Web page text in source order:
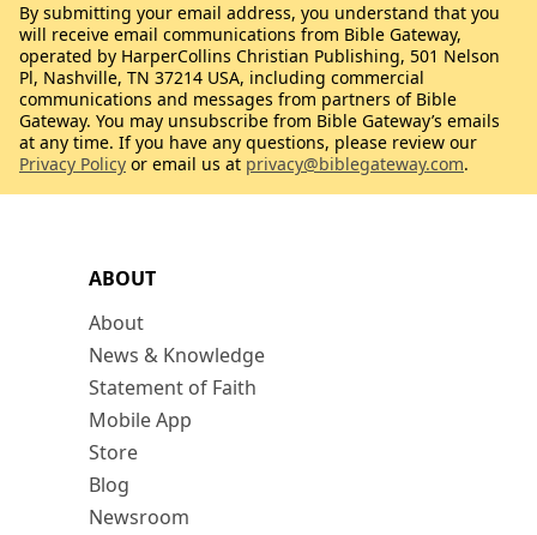
ABOUT
About
News & Knowledge
Statement of Faith
Mobile App
Store
Blog
Newsroom
By submitting your email address, you understand that you
will receive email communications from Bible Gateway,
operated by HarperCollins Christian Publishing, 501 Nelson
Pl, Nashville, TN 37214 USA, including commercial
communications and messages from partners of Bible
Gateway. You may unsubscribe from Bible Gateway’s emails
at any time. If you have any questions, please review our
Privacy Policy or email us at privacy@biblegateway.com.